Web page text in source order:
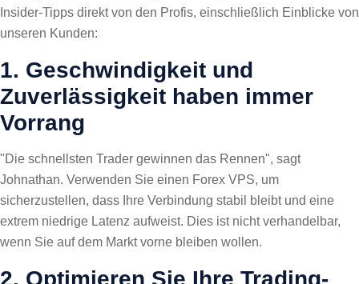
Insider-Tipps direkt von den Profis, einschließlich Einblicke von
unseren Kunden:
1. Geschwindigkeit und
Zuverlässigkeit haben immer
Vorrang
"Die schnellsten Trader gewinnen das Rennen", sagt
Johnathan. Verwenden Sie einen Forex VPS, um
sicherzustellen, dass Ihre Verbindung stabil bleibt und eine
extrem niedrige Latenz aufweist. Dies ist nicht verhandelbar,
wenn Sie auf dem Markt vorne bleiben wollen.
2. Optimieren Sie Ihre Trading-